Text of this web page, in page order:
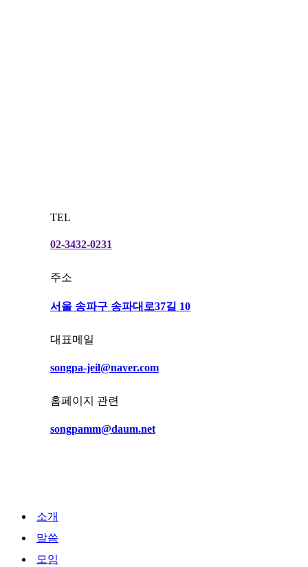
TEL
02-3432-0231
주소
서울 송파구 송파대로37길 10
대표메일
songpa-jeil@naver.com
홈페이지 관련
songpamm@daum.net
소개
말씀
모임